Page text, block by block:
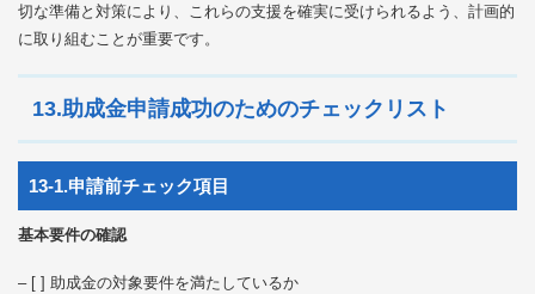
切な準備と対策により、これらの支援を確実に受けられるよう、計画的
に取り組むことが重要です。
13.助成金申請成功のためのチェックリスト
13-1.申請前チェック項目
基本要件の確認
– [ ] 助成金の対象要件を満たしているか